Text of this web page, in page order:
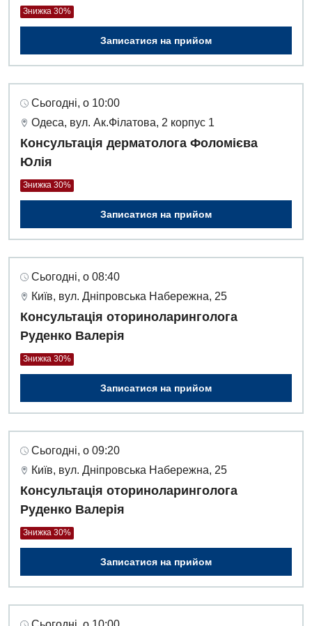
Знижка 30%
Записатися на прийом
Сьогодні, о 10:00
Одеса, вул. Ак.Філатова, 2 корпус 1
Консультація дерматолога Фоломієва
Юлія
Знижка 30%
Записатися на прийом
Сьогодні, о 08:40
Київ, вул. Дніпровська Набережна, 25
Консультація оториноларинголога
Руденко Валерія
Знижка 30%
Записатися на прийом
Сьогодні, о 09:20
Київ, вул. Дніпровська Набережна, 25
Консультація оториноларинголога
Руденко Валерія
Знижка 30%
Записатися на прийом